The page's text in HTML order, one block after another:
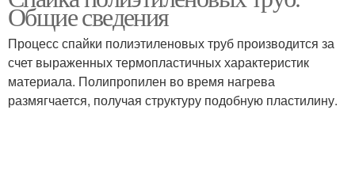
Общие сведения
Процесс спайки полиэтиленовых труб производится за
счет выраженных термопластичных характеристик
материала. Полипропилен во время нагрева
размягчается, получая структуру подобную пластилину.